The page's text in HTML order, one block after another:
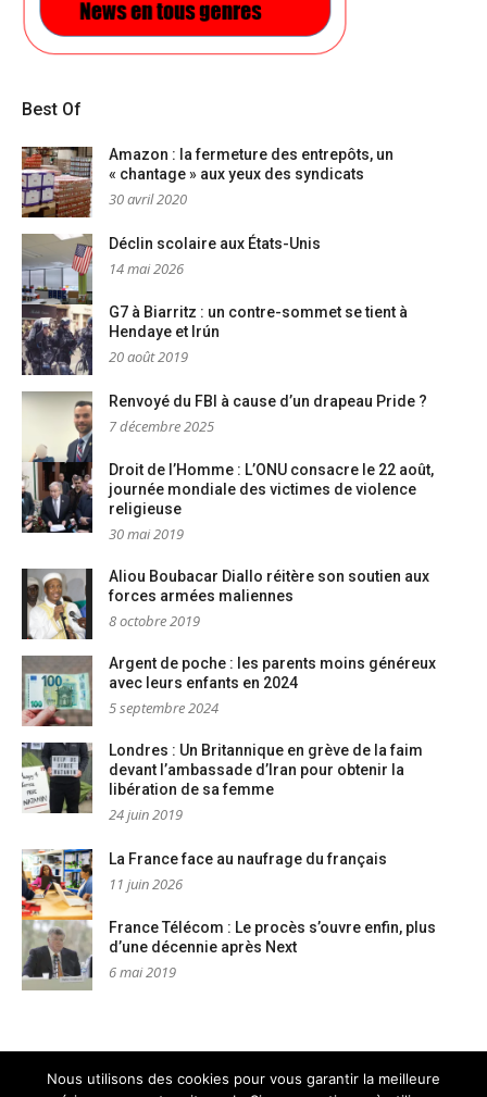
Best Of
Amazon : la fermeture des entrepôts, un
« chantage » aux yeux des syndicats
30 avril 2020
Déclin scolaire aux États-Unis
14 mai 2026
G7 à Biarritz : un contre-sommet se tient à
Hendaye et Irún
20 août 2019
Renvoyé du FBI à cause d’un drapeau Pride ?
7 décembre 2025
Droit de l’Homme : L’ONU consacre le 22 août,
journée mondiale des victimes de violence
religieuse
30 mai 2019
Aliou Boubacar Diallo réitère son soutien aux
forces armées maliennes
8 octobre 2019
Argent de poche : les parents moins généreux
avec leurs enfants en 2024
5 septembre 2024
Londres : Un Britannique en grève de la faim
devant l’ambassade d’Iran pour obtenir la
libération de sa femme
24 juin 2019
La France face au naufrage du français
11 juin 2026
France Télécom : Le procès s’ouvre enfin, plus
d’une décennie après Next
6 mai 2019
Nous utilisons des cookies pour vous garantir la meilleure